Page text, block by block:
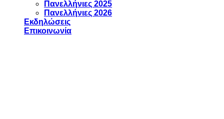
Πανελλήνιες 2025
Πανελλήνιες 2026
Εκδηλώσεις
Επικοινωνία